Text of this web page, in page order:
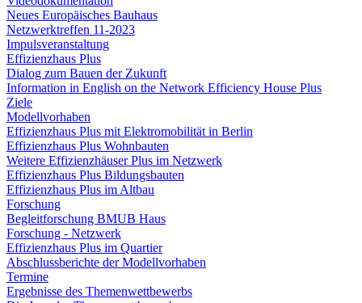
Neues Europäisches Bauhaus
Netzwerktreffen 11-2023
Impulsveranstaltung
Effizienzhaus Plus
Dialog zum Bauen der Zukunft
Information in English on the Network Efficiency House Plus
Ziele
Modellvorhaben
Effizienzhaus Plus mit Elektromobilität in Berlin
Effizienzhaus Plus Wohnbauten
Weitere Effizienzhäuser Plus im Netzwerk
Effizienzhaus Plus Bildungsbauten
Effizienzhaus Plus im Altbau
Forschung
Begleitforschung BMUB Haus
Forschung - Netzwerk
Effizienzhaus Plus im Quartier
Abschlussberichte der Modellvorhaben
Termine
Ergebnisse des Themenwettbewerbs